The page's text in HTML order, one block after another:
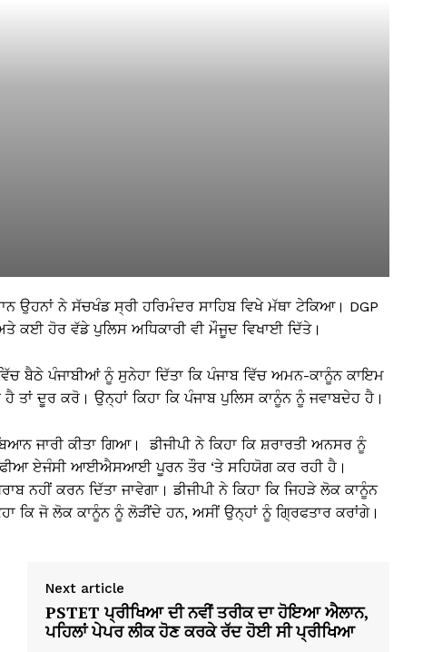
ਨੇ ਸੱਚਖੰਡ ਸ੍ਰੀ ਹਰਿਮੰਦਰ ਸਾਹਿਬ ਵਿਖੇ ਮੱਥਾ ਟੇਕਿਆ। DGP
ਕਈ ਹੋਰ ਵੱਡੇ ਪੁਲਿਸ ਅਧਿਕਾਰੀ ਵੀ ਮੌਜੂਦ ਵਿਖਾਈ ਦਿੱਤੇ।
ਬੈਠੇ ਪੰਜਾਬੀਆਂ ਨੂੰ ਸੁਨੇਹਾ ਦਿੱਤਾ ਕਿ ਪੰਜਾਬ ਵਿੱਚ ਅਮਨ-ਕਾਨੂੰਨ ਕਾਇਮ
ਤਾਂ ਦੂਰ ਕਰੋ। ਉਨ੍ਹਾਂ ਕਿਹਾ ਕਿ ਪੰਜਾਬ ਪੁਲਿਸ ਕਾਨੂੰਨ ਨੂੰ ਜਵਾਬਦੇਹ ਹੈ।
ਜਾਰੀ ਕੀਤਾ ਗਿਆ। ਡੀਜੀਪੀ ਨੇ ਕਿਹਾ ਕਿ ਸ਼ਰਾਰਤੀ ਅਨਸਰ ਨੂੰ
ਖੁਫੀਆ ਏਜੰਸੀ ਆਈਐਸਆਈ ਪੂਰਨ ਤੌਰ ‘ਤੇ ਸਹਿਯੋਗ ਕਰ ਰਹੀ ਹੈ।
ਨਹੀਂ ਕਰਨ ਦਿੱਤਾ ਜਾਵੇਗਾ। ਡੀਜੀਪੀ ਨੇ ਕਿਹਾ ਕਿ ਜਿਹੜੇ ਲੋਕ ਕਾਨੂੰਨ
ਜੋ ਲੋਕ ਕਾਨੂੰਨ ਨੂੰ ਲੋੜੀਂਦੇ ਹਨ, ਅਸੀਂ ਉਨ੍ਹਾਂ ਨੂੰ ਗ੍ਰਿਫਤਾਰ ਕਰਾਂਗੇ।
Next article
PSTET ਪ੍ਰੀਖਿਆ ਦੀ ਨਵੀਂ ਤਰੀਕ ਦਾ ਹੋਇਆ ਐਲਾਨ,
ਪਹਿਲਾਂ ਪੇਪਰ ਲੀਕ ਹੋਣ ਕਰਕੇ ਰੱਦ ਹੋਈ ਸੀ ਪ੍ਰੀਖਿਆ